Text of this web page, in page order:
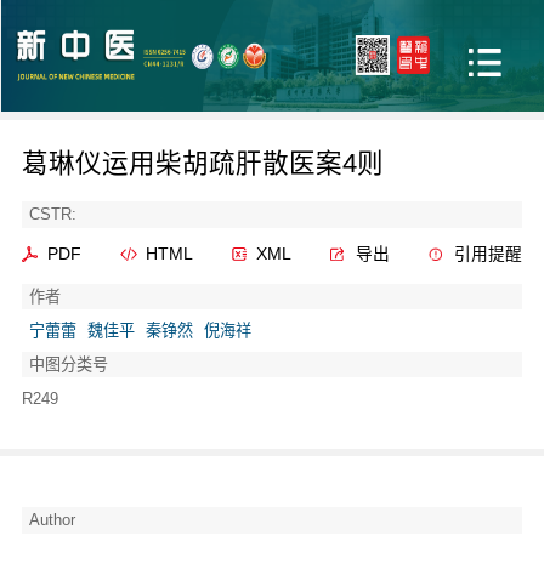
葛琳仪运用柴胡疏肝散医案4则
CSTR:
PDF HTML XML 导出 引用提醒
作者
宁蕾蕾
魏佳平 秦铮然
倪海祥
中图分类号
R249
Author